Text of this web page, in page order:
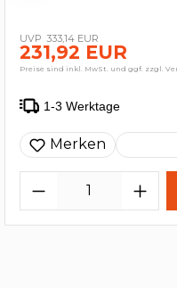
333,14 EUR
231,92 EUR
Preise sind inkl. MwSt. und ggf. zzgl.
1-3 Werktage
Merken